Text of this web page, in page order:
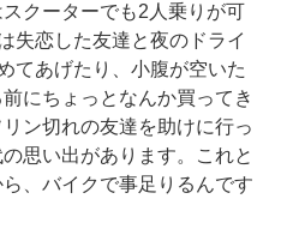
クーターでも2人乗りが可
失恋した友達と夜のドライ
てあげたり、小腹が空いた
にちょっとなんか買ってき
ン切れの友達を助けに行っ
思い出があります。これと
、バイクで事足りるんです